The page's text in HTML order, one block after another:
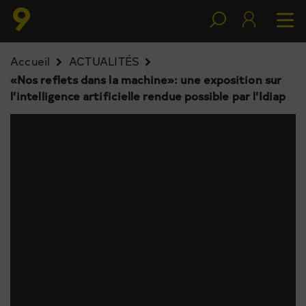
Accueil
ACTUALITÉS
«Nos reflets dans la machine»: une exposition sur
l’intelligence artificielle rendue possible par l’Idiap